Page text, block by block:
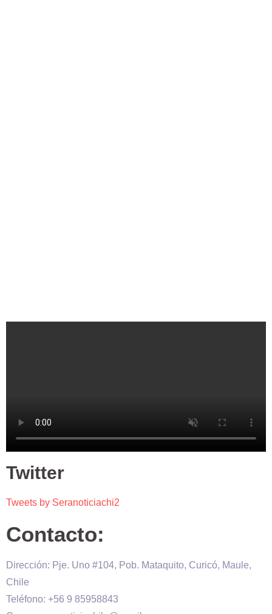
Twitter
Tweets by Seranoticiachi2
Contacto:
Dirección: Pje. Uno #104, Pob. Mataquito, Curicó, Maule,
Chile
Teléfono: +56 9 85958843